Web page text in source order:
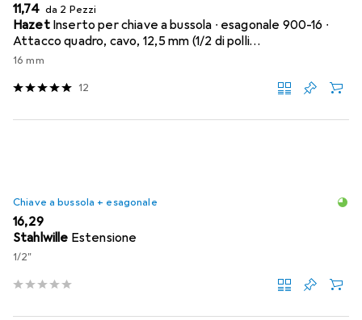
EUR
11,74 da 2 Pezzi
Hazet Inserto per chiave a bussola ∙ esagonale 900-16 ∙
Attacco quadro, cavo, 12,5 mm (1/2 di polli…
16 mm
12
Chiave a bussola + esagonale
EUR
16,29
Stahlwille Estensione
1/2"